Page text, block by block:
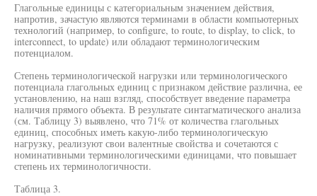
Глагольные единицы с категориальным значением действия,
напротив, зачастую являются терминами в области компьютерных
технологий (например, to configure, to route, to display, to click, to
interconnect, to update) или обладают терминологическим
потенциалом.
Степень терминологической нагрузки или терминологического
потенциала глагольных единиц с признаком действие различна, ее
установлению, на наш взгляд, способствует введение параметра
наличия прямого объекта. В результате синтагматического анализа
(см. Таблицу 3) выявлено, что 71% от количества глагольных
единиц, способных иметь какую-либо терминологическую
нагрузку, реализуют свои валентные свойства и сочетаются с
номинативными терминологическими единицами, что повышает
степень их терминологичности.
Таблица 3.